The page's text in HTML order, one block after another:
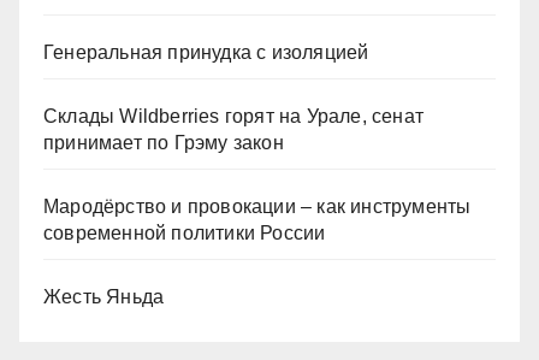
Генеральная принудка с изоляцией
Склады Wildberries горят на Урале, сенат
принимает по Грэму закон
Мародёрство и провокации – как инструменты
современной политики России
Жесть Яньда